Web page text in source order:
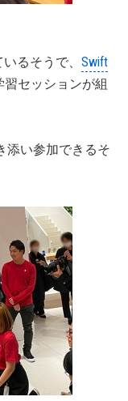
るそうで、 Swift
セッションが組
添い参加できるそ